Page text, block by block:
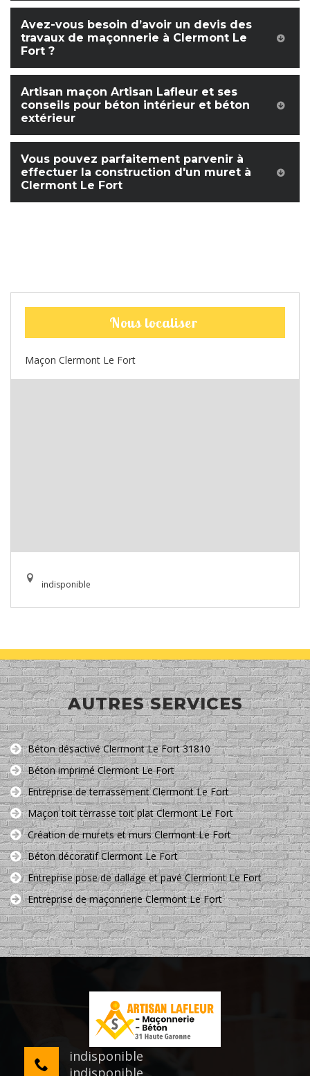
Avez-vous besoin d’avoir un devis des
travaux de maçonnerie à Clermont Le
Fort ?
Artisan maçon Artisan Lafleur et ses
conseils pour béton intérieur et béton
extérieur
Vous pouvez parfaitement parvenir à
effectuer la construction d'un muret à
Clermont Le Fort
Nous localiser
Maçon Clermont Le Fort
indisponible
AUTRES SERVICES
Béton désactivé Clermont Le Fort 31810
Béton imprimé Clermont Le Fort
Entreprise de terrassement Clermont Le Fort
Maçon toit terrasse toit plat Clermont Le Fort
Création de murets et murs Clermont Le Fort
Béton décoratif Clermont Le Fort
Entreprise pose de dallage et pavé Clermont Le Fort
Entreprise de maçonnerie Clermont Le Fort
indisponible
indisponible